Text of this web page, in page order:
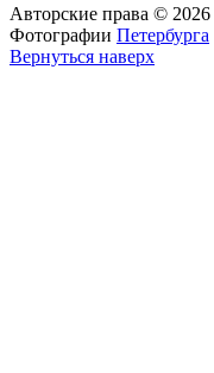
Авторские права © 2026
Фотографии Петербурга
Вернуться наверх